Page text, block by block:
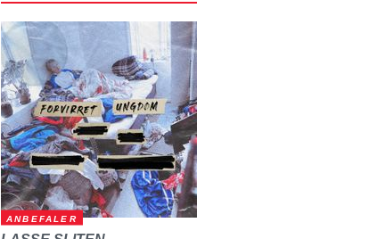
ANBEFALER